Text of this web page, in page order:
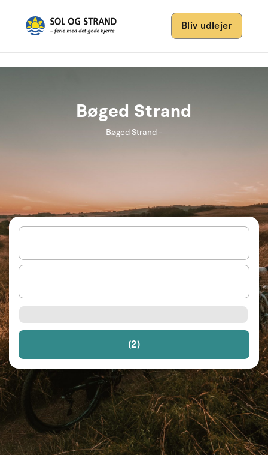
Bliv udlejer
(2)
Bøged Strand
Bøged Strand -